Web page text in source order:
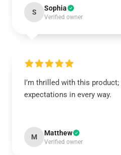
S Sophia
Verified owner
I’m thrilled with this
expectations in every way.
M Matthew
Verified owner